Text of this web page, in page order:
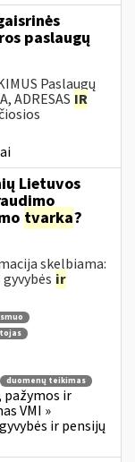
paslaugų
Paslaugų
ADRESAS IR
Lietuvos
tvarka?
skelbiama:
ir
duomenų teikimas
pažymos ir
VMI »
ir pensijų